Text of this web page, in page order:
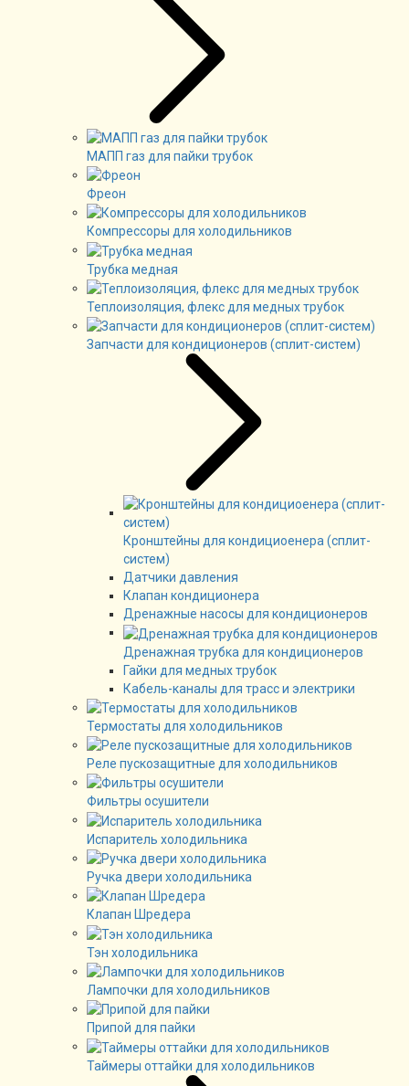
МАПП газ для пайки трубок
Фреон
Компрессоры для холодильников
Трубка медная
Теплоизоляция, флекс для медных трубок
Запчасти для кондиционеров (сплит-систем)
Кронштейны для кондициоенера (сплит-
систем)
Датчики давления
Клапан кондиционера
Дренажные насосы для кондиционеров
Дренажная трубка для кондиционеров
Гайки для медных трубок
Кабель-каналы для трасс и электрики
Термостаты для холодильников
Реле пускозащитные для холодильников
Фильтры осушители
Испаритель холодильника
Ручка двери холодильника
Клапан Шредера
Тэн холодильника
Лампочки для холодильников
Припой для пайки
Таймеры оттайки для холодильников